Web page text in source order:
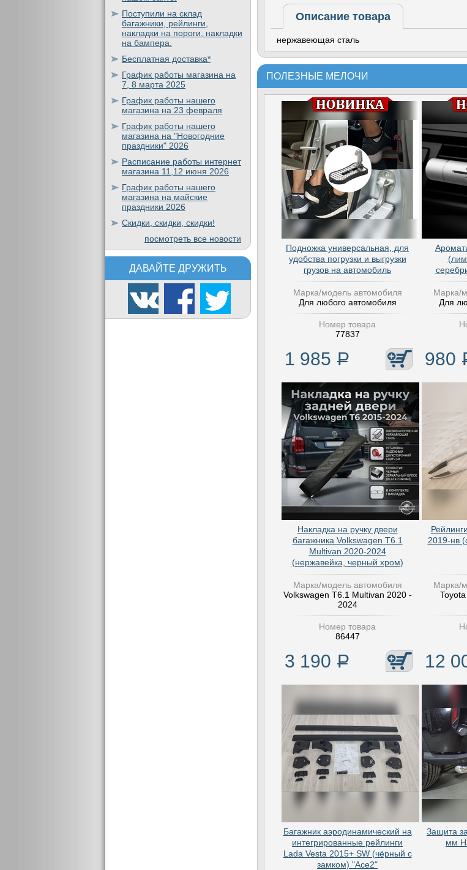
Поступили на склад
багажники, рейлинги,
накладки на пороги, накладки
на бампера.
Бесплатная доставка*
График работы магазина на
7, 8 марта 2025
График работы нашего
магазина на 23 февраля
График работы нашего
магазина на "Новогодние
праздники" 2026
Расписание работы интернет
магазина 11,12 июня 2026
График работы нашего
магазина на майские
праздники 2026
Скидки, скидки, скидки!
посмотреть все новости
ДАВАЙТЕ ДРУЖИТЬ
Описание товара
нержавеющая сталь
ПОЛЕЗНЫЕ МЕЛОЧИ
Подножка универсальная, для
удобства погрузки и выгрузки
грузов на автомобиль
Марка/модель автомобиля
Для любого автомобиля
Номер товара
77837
1 985 Р
Марка/
Для
980
Накладка на ручку двери
багажника Volkswagen T6.1
Multivan 2020-2024
(нержавейка, черный хром)
Марка/модель автомобиля
Volkswagen T6.1 Multivan 2020 -
2024
Номер товара
86447
3 190 Р
2019-нв
Марка/
12
Багажник аэродинамический на
интегрированные рейлинги
Lada Vesta 2015+ SW (чёрный с
замком) "Ace2"
Защита
мм